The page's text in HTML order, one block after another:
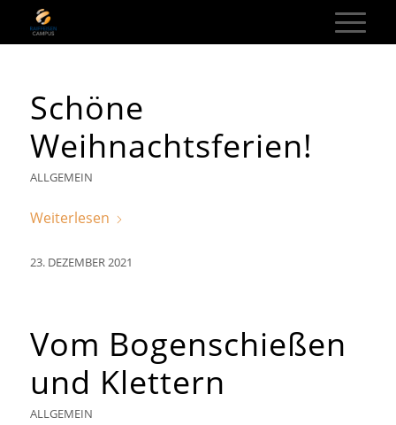
Schöne
Weihnachtsferien!
ALLGEMEIN
Weiterlesen
23. DEZEMBER 2021
Vom Bogenschießen
und Klettern
ALLGEMEIN